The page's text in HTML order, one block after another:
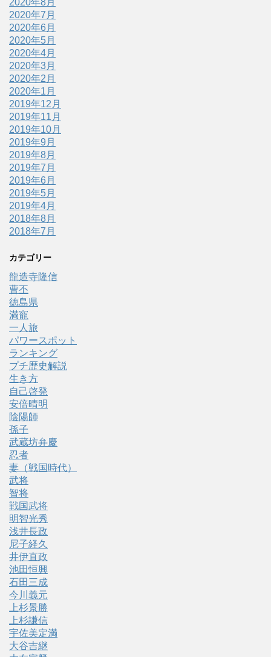
2020年7月
2020年6月
2020年5月
2020年4月
2020年3月
2020年2月
2020年1月
2019年12月
2019年11月
2019年10月
2019年9月
2019年8月
2019年7月
2019年6月
2019年5月
2019年4月
2018年8月
2018年7月
カテゴリー
龍造寺隆信
曹丕
徳島県
満寵
一人旅
パワースポット
ランキング
プチ歴史解説
生き方
自己啓発
安倍晴明
陰陽師
孫子
武蔵坊弁慶
忍者
妻（戦国時代）
武将
智将
戦国武将
明智光秀
浅井長政
尼子経久
井伊直政
池田恒興
石田三成
今川義元
上杉景勝
上杉謙信
宇佐美定満
大谷吉継